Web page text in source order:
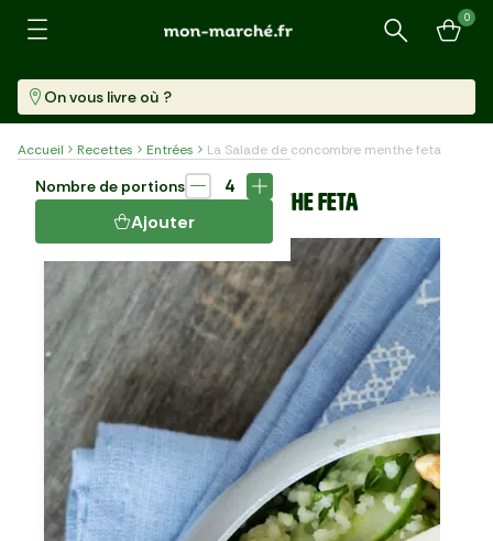
Recherche
0
On vous livre où ?
Accueil Recettes Entrées
La Salade de concombre menthe feta
LA SALADE DE CONCOMBRE MENTHE FETA
Nombre de portions
4
Ajouter